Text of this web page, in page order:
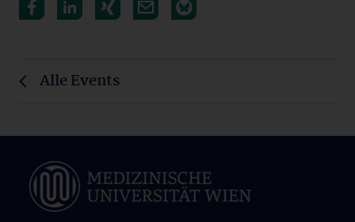
Alle Events